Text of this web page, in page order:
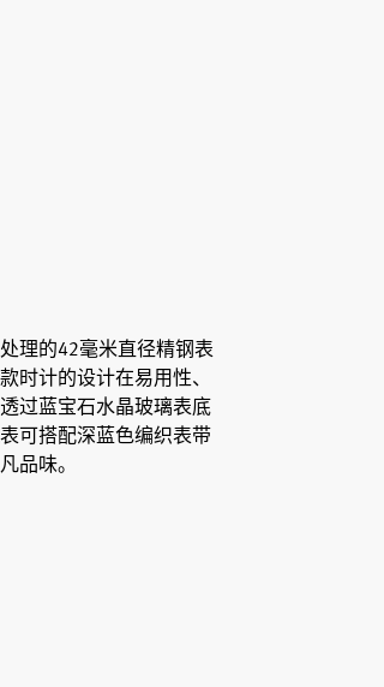
理的42毫米直径精钢表
时计的设计在易用性、
过蓝宝石水晶玻璃表底
可搭配深蓝色编织表带
品味。